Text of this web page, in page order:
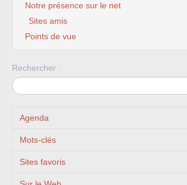
Notre présence sur le net
Sites amis
Points de vue
Rechercher :
Agenda
Mots-clés
Sites favoris